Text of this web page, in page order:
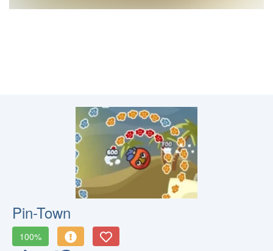
Pin-Town
100%